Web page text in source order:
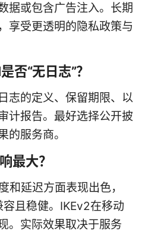
据或包含广告注入。长期
享受更透明的隐私政策与
否“无日志”？
志的定义、保留期限、以
计报告。最好选择公开披
的服务商。
最大？
和延迟方面表现出色，
且稳健。IKEv2在移动
。实际效果取决于服务